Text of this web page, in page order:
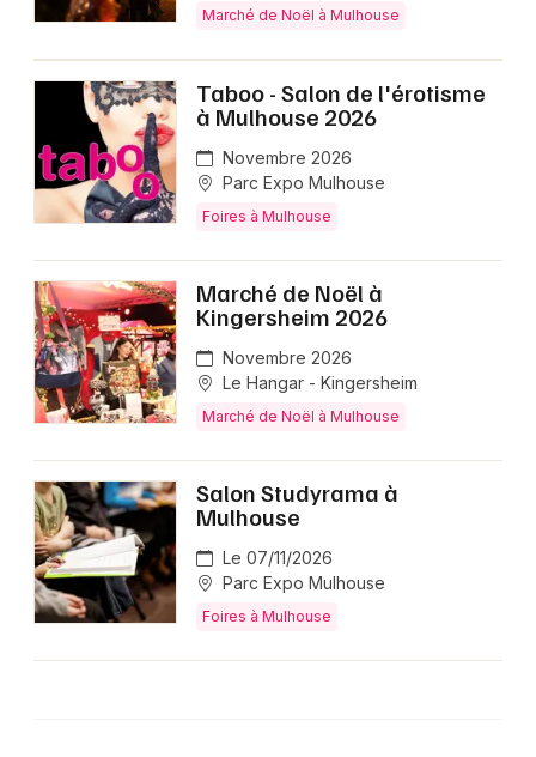
Marché de Noël à Mulhouse
Taboo - Salon de l'érotisme
à Mulhouse 2026
Novembre 2026
Parc Expo Mulhouse
Foires à Mulhouse
Marché de Noël à
Kingersheim 2026
Novembre 2026
Le Hangar - Kingersheim
Marché de Noël à Mulhouse
Salon Studyrama à
Mulhouse
Le 07/11/2026
Parc Expo Mulhouse
Foires à Mulhouse